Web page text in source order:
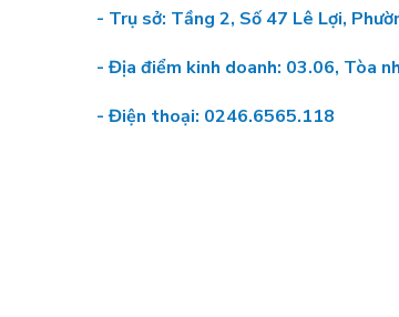
- Trụ sở: Tầng 2, Số 47 Lê Lợi,
- Địa điểm kinh doanh: 03.06, Tòa
- Điện thoại: